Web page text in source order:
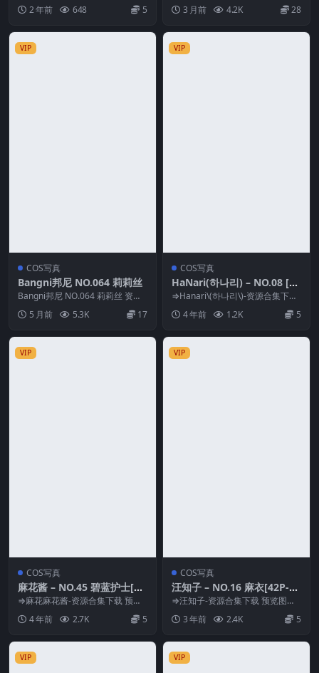
称」：抖娘-利世 NO.206 情趣旗
袍 [38P-...
2 年前 648 5
金鹿号 资源简介 「资源名称」：
洛璃...3 月前 4.2K 28
VIP
COS写真
Bangni邦尼 NO.064 莉莉丝
Bangni邦尼 NO.064 莉莉丝 资源
简介 「资源名称」：Bangni邦
尼...5 月前 5.3K 17
VIP
COS写真
HaNari(하나리) – NO.08 [LE
EHEE EXPRESS] LEHF-097
HaNari [59P-279MB]
⇒Hanari\(하나리\)-资源合集下载
称」：H...
4 年前 1.2K 5
VIP
COS写真
麻花酱 – NO.45 碧蓝护士[80
P-589MB]
⇒麻花麻花酱-资源合集下载 预览
图片 资源简介 「资源名称」：麻
花酱 – NO....
4 年前 2.7K 5
VIP
COS写真
汪知子 – NO.16 麻衣[42P-61
2M]
⇒汪知子-资源合集下载 预览图片
资源简介 「资源名称」：汪知子 –
NO.16...
3 年前 2.4K 5
VIP VIP